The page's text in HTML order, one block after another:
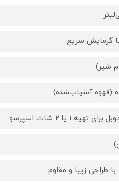
گرمایش سریع
شیر)
(قهوه آسیاب‌شده)
۱ یا ۲ شات اسپرسو
طراحی زیبا و مقاوم